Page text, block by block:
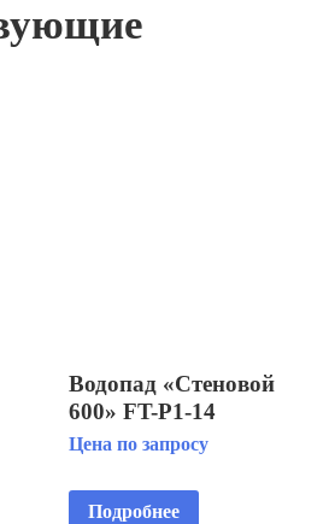
Водопад «Стеновой
600» FT-Р1-14
Цена по запросу
Подробнее